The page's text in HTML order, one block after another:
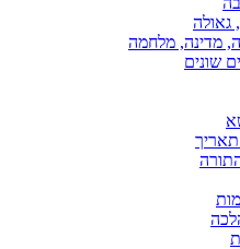
גאולה
מדינה, מלחמה
שונים